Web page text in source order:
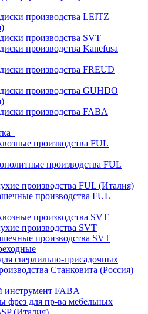
производства LEITZ
производства SVT
производства Kanefusa
производства FREUD
производства GUHDO
производства FABA
производства FUL
производства FUL
производства FUL (Италия)
производства FUL
производства SVT
производства SVT
производства SVT
сверлильно-присадочных
Станковита (Россия)
инструмент FABA
фрез для пр-ва мебельных
(Италия)